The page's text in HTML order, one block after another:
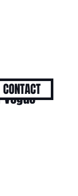
CONTACT